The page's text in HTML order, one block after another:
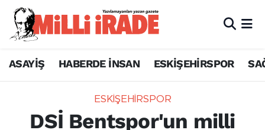
ASAYİŞ HABERDE İNSAN ESKİŞEHİRSPOR
ESKİŞEHİRSPOR
DSİ Bentspor'un milli